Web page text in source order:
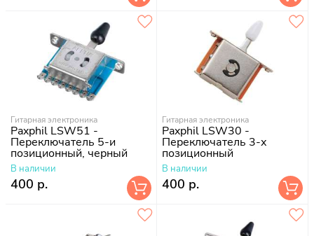
Гитарная электроника
Paxphil LSW51 -
Переключатель 5-и
позиционный, черный
В наличии
400 р.
Гитарная электроника
Paxphil LSW30 -
Переключатель 3-х
позиционный
В наличии
400 р.